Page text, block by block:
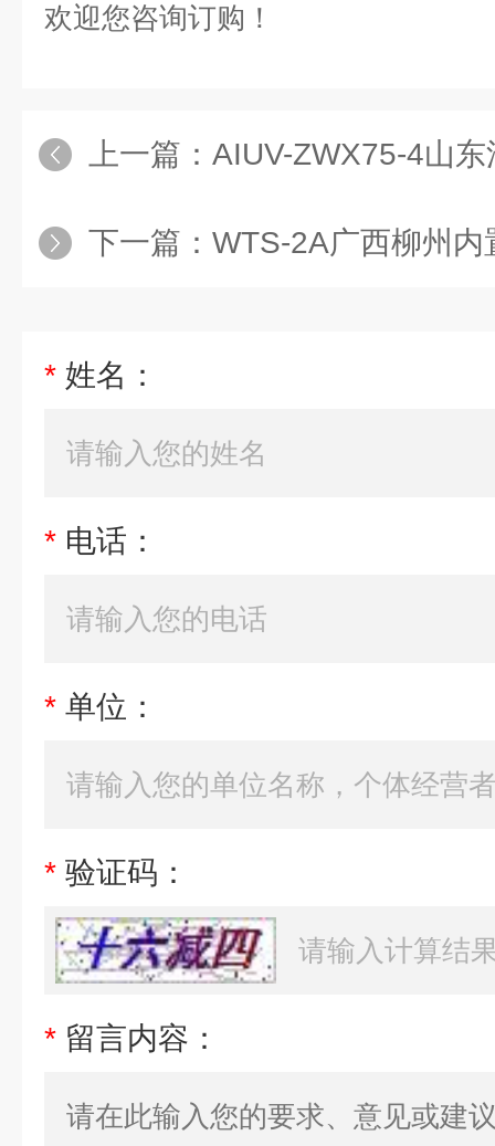
欢迎您咨询订购！
上一篇： AIUV-ZWX75-4山东淄
下一篇： WTS-2A广西柳州
* 姓名：
* 电话：
* 单位：
* 验证码：
* 留言内容：